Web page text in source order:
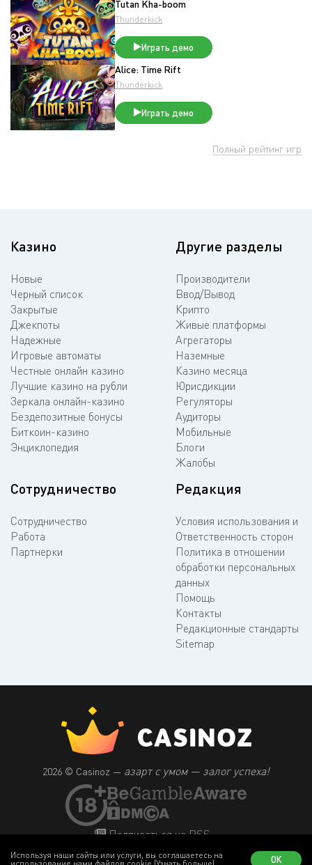
Tutan Kha-boom
Thunderkick
Играть демо
Alice: Time Rift
Thunderkick
Играть демо
Полный рейтинг игр
Казино
Новые
Черный список
Закрытые
Джекпоты
Надежные
Игровые автоматы
Честные онлайн казино
Лучшие казино на рубли
Зеркала онлайн-казино
Бездепозитные бонусы
Биткоин-казино
Энциклопедия
Другие разделы
Производители
Ввод/Вывод
Крипто
Живые платформы
Агрегаторы
Наземные
Казино месяца
Юрисдикции
Регуляторы
Аудиторы
Мобильные
Блоги
Жалобы
Сотрудничество
Сотрудничество
Работа
Партнерки
Редакция
Условия использования и
Ответственность сторон
Политика в отношении
обработки персональных
данных
Помощь
Контакты
Редакционные стандарты
Sitemap
2026 © Casinoz — азарт с умом — залог успеха!
Подписаться на RSS
Используя наши сайты или услуги, вы соглашаетесь на
ОК